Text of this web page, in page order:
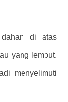
dahan di atas
yang lembut.
menyelimuti